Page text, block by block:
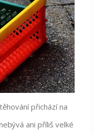
přichází na
ani příliš velké